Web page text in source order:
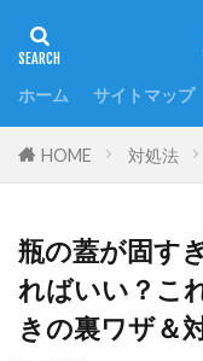
ホーム サイトマップ
HOME 対処法
瓶の蓋が固す
ればいい？こ
きの裏ワザ＆